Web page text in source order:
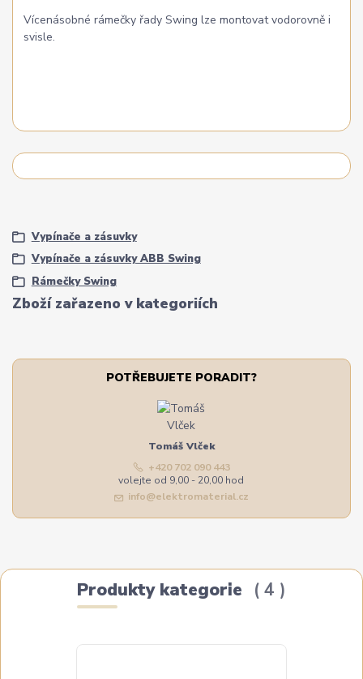
Vícenásobné rámečky řady Swing lze montovat vodorovně i
svisle.
Zboží zařazeno v kategoriích
Vypínače a zásuvky
Vypínače a zásuvky ABB Swing
Rámečky Swing
POTŘEBUJETE PORADIT?
Tomáš Vlček
+420 702 090 443
volejte od 9,00 - 20,00 hod
info@elektromaterial.cz
Produkty kategorie 4